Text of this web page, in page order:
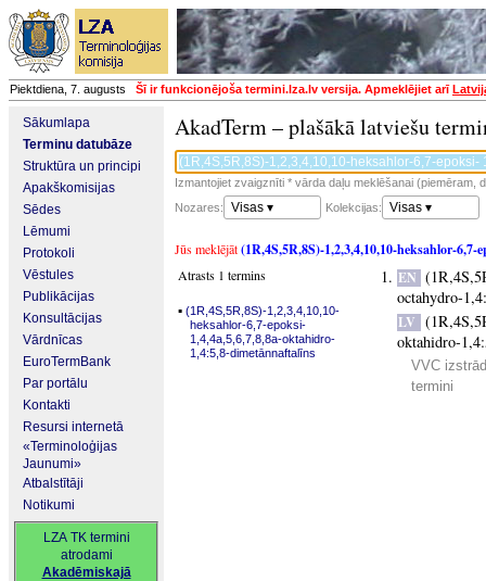
Piektdiena, 7. augusts Šī ir funkcionējoša termini.lza.lv versija. Apmeklējiet arī
Sākumlapa
Terminu datubāze
Struktūra un principi
Apakškomisijas
Sēdes
Lēmumi
Protokoli
Vēstules
Publikācijas
Konsultācijas
Vārdnīcas
EuroTermBank
Par portālu
Kontakti
Resursi internetā
«Terminoloģijas
Jaunumi»
Atbalstītāji
Notikumi
LZA TK termini
atrodami
Akadēmiskajā
AkadTerm – plašākā latviešu
Izmantojiet zvaigznīti * vārda daļu meklēšanai (piemēram,
Nozares:
Visas ▾ Kolekcijas: Visas ▾
Jūs meklējāt(1R,4S,5R,8S)-1,2,3,4,10,10-heksahlor-
Atrasts 1 termins
▪ (1R,4S,5R,8S)-1,2,3,4,10,10-
heksahlor-6,7-epoksi-
1,4,4a,5,6,7,8,8a-oktahidro-
1,4:5,8-dimetānnaftalīns
EN
octahydro-
LV
oktahidro-
VVC
termini